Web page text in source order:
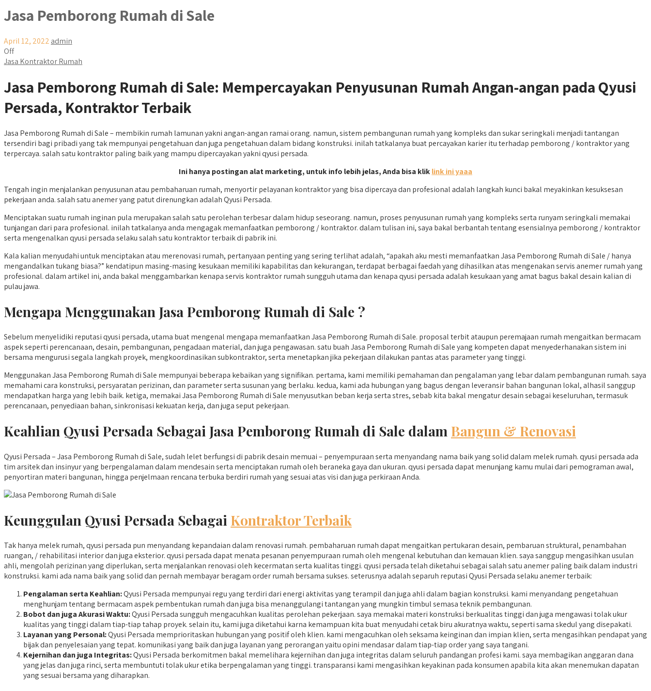
Jasa Pemborong Rumah di Sale
April 12, 2022 admin
Off
Jasa Kontraktor Rumah
Jasa Pemborong Rumah di Sale: Mempercayakan Penyusunan Rumah Angan-angan pada Qyusi
Persada, Kontraktor Terbaik
Jasa Pemborong Rumah di Sale – membikin rumah lamunan yakni angan-angan ramai orang. namun, sistem pembangunan rumah yang kompleks dan sukar seringkali menjadi tantangan
tersendiri bagi pribadi yang tak mempunyai pengetahuan dan juga pengetahuan dalam bidang konstruksi. inilah tatkalanya buat percayakan karier itu terhadap pemborong / kontraktor yang
terpercaya. salah satu kontraktor paling baik yang mampu dipercayakan yakni qyusi persada.
Ini hanya postingan alat marketing, untuk info lebih jelas, Anda bisa kliklink ini yaaa
Tengah ingin menjalankan penyusunan atau pembaharuan rumah, menyortir pelayanan kontraktor yang bisa dipercaya dan profesional adalah langkah kunci bakal meyakinkan kesuksesan
pekerjaan anda. salah satu anemer yang patut direnungkan adalah Qyusi Persada.
Menciptakan suatu rumah inginan pula merupakan salah satu perolehan terbesar dalam hidup seseorang. namun, proses penyusunan rumah yang kompleks serta runyam seringkali memakai
tunjangan dari para profesional. inilah tatkalanya anda mengagak memanfaatkan pemborong / kontraktor. dalam tulisan ini, saya bakal berbantah tentang esensialnya pemborong / kontraktor
serta mengenalkan qyusi persada selaku salah satu kontraktor terbaik di pabrik ini.
Kala kalian menyudahi untuk menciptakan atau merenovasi rumah, pertanyaan penting yang sering terlihat adalah, “apakah aku mesti memanfaatkan Jasa Pemborong Rumah di Sale / hanya
mengandalkan tukang biasa?” kendatipun masing-masing kesukaan memiliki kapabilitas dan kekurangan, terdapat berbagai faedah yang dihasilkan atas mengenakan servis anemer rumah yang
profesional. dalam artikel ini, anda bakal menggambarkan kenapa servis kontraktor rumah sungguh utama dan kenapa qyusi persada adalah kesukaan yang amat bagus bakal desain kalian di
pulau jawa.
Mengapa Menggunakan Jasa Pemborong Rumah di Sale ?
Sebelum menyelidiki reputasi qyusi persada, utama buat mengenal mengapa memanfaatkan Jasa Pemborong Rumah di Sale. proposal terbit ataupun peremajaan rumah mengaitkan bermacam
aspek seperti perencanaan, desain, pembangunan, pengadaan material, dan juga pengawasan. satu buah Jasa Pemborong Rumah di Sale yang kompeten dapat menyederhanakan sistem ini
bersama mengurusi segala langkah proyek, mengkoordinasikan subkontraktor, serta menetapkan jika pekerjaan dilakukan pantas atas parameter yang tinggi.
Menggunakan Jasa Pemborong Rumah di Sale mempunyai beberapa kebaikan yang signifikan. pertama, kami memiliki pemahaman dan pengalaman yang lebar dalam pembangunan rumah. saya
memahami cara konstruksi, persyaratan perizinan, dan parameter serta susunan yang berlaku. kedua, kami ada hubungan yang bagus dengan leveransir bahan bangunan lokal, alhasil sanggup
mendapatkan harga yang lebih baik. ketiga, memakai Jasa Pemborong Rumah di Sale menyusutkan beban kerja serta stres, sebab kita bakal mengatur desain sebagai keseluruhan, termasuk
perencanaan, penyediaan bahan, sinkronisasi kekuatan kerja, dan juga seput pekerjaan.
Keahlian Qyusi Persada Sebagai Jasa Pemborong Rumah di Sale dalam Bangun & Renovasi
Qyusi Persada – Jasa Pemborong Rumah di Sale, sudah lelet berfungsi di pabrik desain memuai – penyempuraan serta menyandang nama baik yang solid dalam melek rumah. qyusi persada ada
tim arsitek dan insinyur yang berpengalaman dalam mendesain serta menciptakan rumah oleh beraneka gaya dan ukuran. qyusi persada dapat menunjang kamu mulai dari pemograman awal,
penyortiran materi bangunan, hingga penjelmaan rencana terbuka berdiri rumah yang sesuai atas visi dan juga perkiraan Anda.
Keunggulan Qyusi Persada Sebagai Kontraktor Terbaik
Tak hanya melek rumah, qyusi persada pun menyandang kepandaian dalam renovasi rumah. pembaharuan rumah dapat mengaitkan pertukaran desain, pembaruan struktural, penambahan
ruangan, / rehabilitasi interior dan juga eksterior. qyusi persada dapat menata pesanan penyempuraan rumah oleh mengenal kebutuhan dan kemauan klien. saya sanggup mengasihkan usulan
ahli, mengolah perizinan yang diperlukan, serta menjalankan renovasi oleh kecermatan serta kualitas tinggi. qyusi persada telah diketahui sebagai salah satu anemer paling baik dalam industri
konstruksi. kami ada nama baik yang solid dan pernah membayar beragam order rumah bersama sukses. seterusnya adalah separuh reputasi Qyusi Persada selaku anemer terbaik:
Pengalaman serta Keahlian:Qyusi Persada mempunyai regu yang terdiri dari energi aktivitas yang terampil dan juga ahli dalam bagian konstruksi. kami menyandang pengetahuan
menghunjam tentang bermacam aspek pembentukan rumah dan juga bisa menanggulangi tantangan yang mungkin timbul semasa teknik pembangunan.
Bobot dan juga Akurasi Waktu:Qyusi Persada sungguh mengacuhkan kualitas perolehan pekerjaan. saya memakai materi konstruksi berkualitas tinggi dan juga mengawasi tolak ukur
kualitas yang tinggi dalam tiap-tiap tahap proyek. selain itu, kami juga diketahui karna kemampuan kita buat menyudahi cetak biru akuratnya waktu, seperti sama skedul yang disepakati.
Layanan yang Personal:Qyusi Persada memprioritaskan hubungan yang positif oleh klien. kami mengacuhkan oleh seksama keinginan dan impian klien, serta mengasihkan pendapat yang
bijak dan penyelesaian yang tepat. komunikasi yang baik dan juga layanan yang perorangan yaitu opini mendasar dalam tiap-tiap order yang saya tangani.
Kejernihan dan juga Integritas:Qyusi Persada berkomitmen bakal memelihara kejernihan dan juga integritas dalam seluruh pandangan profesi kami. saya membagikan anggaran dana
yang jelas dan juga rinci, serta membuntuti tolak ukur etika berpengalaman yang tinggi. transparansi kami mengasihkan keyakinan pada konsumen apabila kita akan menemukan dapatan
yang sesuai bersama yang diharapkan.